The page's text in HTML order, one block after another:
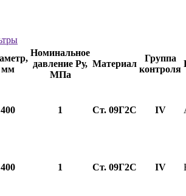
мм
Номинальное
давление Ру,
МПа
Материал
Группа
контроля
400 1 Ст. 09Г2С IV
400 1 Ст. 09Г2С IV